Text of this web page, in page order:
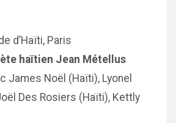
d’Haïti, Paris
haïtien Jean Métellus
James Noël (Haïti), Lyonel
Des Rosiers (Haïti), Kettly